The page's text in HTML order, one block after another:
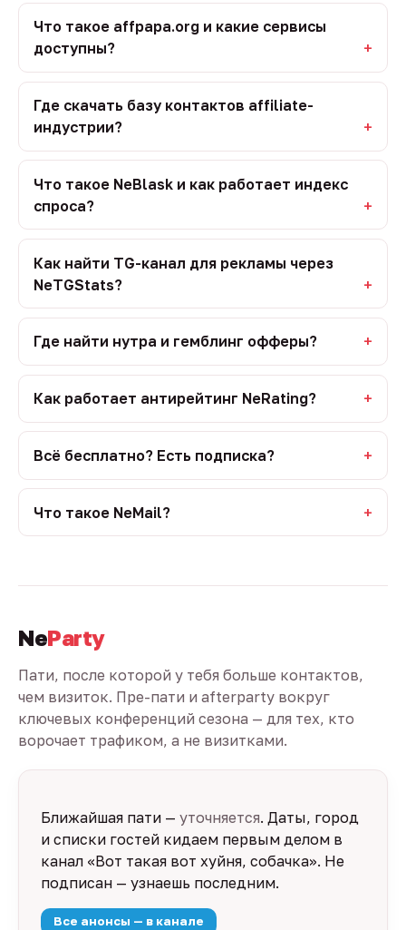
Что такое affpapa.org и какие сервисы
доступны?
Где скачать базу контактов affiliate-
индустрии?
Что такое NeBlask и как работает индекс
спроса?
Как найти TG-канал для рекламы через
NeTGStats?
Где найти нутра и гемблинг офферы?
Как работает антирейтинг NeRating?
Всё бесплатно? Есть подписка?
Что такое NeMail?
NeParty
Пати, после которой у тебя больше контактов,
чем визиток. Пре-пати и afterparty вокруг
ключевых конференций сезона — для тех, кто
ворочает трафиком, а не визитками.
Ближайшая пати — уточняется. Даты, город
и списки гостей кидаем первым делом в
канал «Вот такая вот хуйня, собачка». Не
подписан — узнаешь последним.
Все анонсы — в канале